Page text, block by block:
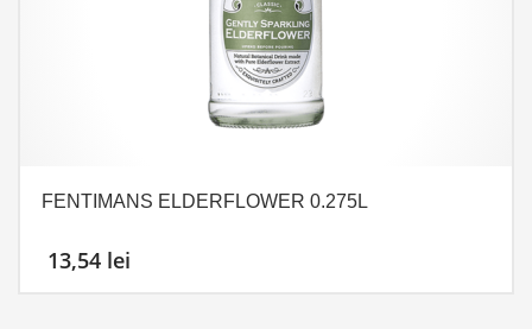
FENTIMANS ELDERFLOWER 0.275L
13,54 lei